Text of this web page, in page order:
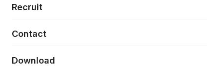
特徴量エンジニアリングと生成AI
フロントエンド開発
News
Event/Seminer
Recruit
Contact
Download